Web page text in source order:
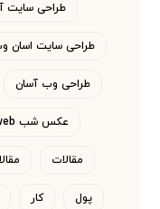
طراحی سایت
طراحی سایت اسان
طراحی وب آسان
عکس شب asanweb
مقالات
پول کار